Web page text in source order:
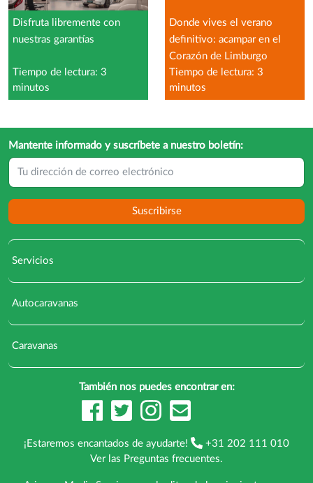
Disfruta libremente con
nuestras garantías
Tiempo de lectura: 3
minutos
Donde vives el verano
definitivo: acampar en el
Corazón de Limburgo
Tiempo de lectura: 3
minutos
Mantente informado y suscríbete a nuestro boletín:
Suscribirse
Servicios
Autocaravanas
Caravanas
También nos puedes encontrar en:
¡Estaremos encantados de ayudarte!
+31 202 111 010
Ver las Preguntas frecuentes.